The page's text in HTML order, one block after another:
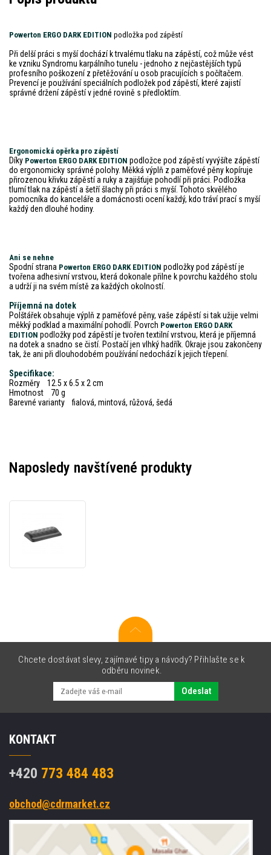
Powerton ERGO DARK EDITION podložka pod zápěstí
Při delší práci s myší dochází k trvalému tlaku na zápěstí, což může vést
ke vzniku Syndromu karpálního tunelu - jednoho z nejčastějších typů
profesního poškození z přetěžování u osob pracujících s počítačem.
Prevencí je používání speciálních podložek pod zápěstí, které zajistí
správné držení zápěstí v jedné rovině s předloktím.
Ergonomická opěrka pro zápěstí
Díky Powerton ERGO DARK EDITION podložce pod zápěstí vyvýšíte zápěstí
do ergonomicky správné polohy. Měkká výplň z paměťové pěny kopíruje
přirozenou křivku zápěstí a ruky a zajišťuje pohodlí při práci. Podložka
tlumí tlak na zápěstí a šetří šlachy při práci s myší. Tohoto skvělého
pomocníka do kanceláře a domácnosti ocení každý, kdo tráví prací s myší
každý den dlouhé hodiny.
Ani se nehne
Spodní strana Powerton ERGO DARK EDITION podložky pod zápěstí je
tvořena adhesivní vrstvou, která dokonale přilne k povrchu každého stolu
a udrží ji na svém místě za každých okolností.
Příjemná na dotek
Polštářek obsahuje výplň z paměťové pěny, vaše zápěstí si tak užije velmi
měkký podklad a maximální pohodlí. Povrch Powerton ERGO DARK
EDITION podložky pod zápěstí je tvořen textilní vrstvou, která je příjemná
na dotek a snadno se čistí. Postačí jen vlhký hadřík. Okraje jsou zakončeny
tak, že ani při dlouhodobém používání nedochází k jejich třepení.
Specifikace:
Rozměry 12.5 x 6.5 x 2 cm
Hmotnost 70 g
Barevné varianty fialová, mintová, růžová, šedá
Naposledy navštívené produkty
Podložka
šedá
Chcete dostávat slevy, zajímavé tipy a návody? Přihlašte se k
odběru novinek.
Odeslat
KONTAKT
+420 773 484 483
obchod@cdrmarket.cz